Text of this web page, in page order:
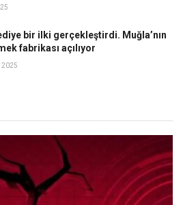
bir ilki gerçekleştirdi. Muğla’nın
fabrikası açılıyor
2025